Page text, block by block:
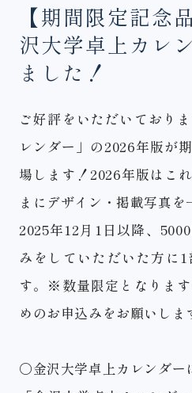
能登復興未来創造基金 大学基金
挑戦者応援基金(研究等支援基金)
来“響創”基金
インターネットによるご寄附
物によるご寄附
リサイクル募金
iDonate
クラウドファンデ
【期間限定記念
沢大学卓上カレ
ました！
ご好評をいただいており
レンダー」の2026年版が
場します！2026年版はこ
まにデザイン・掲載写真を
2025年12月1日以降、
みをしていただいた方に
す。※数量限定となりま
めのお申込みをお願いしま
〇金沢大学卓上カレンダー